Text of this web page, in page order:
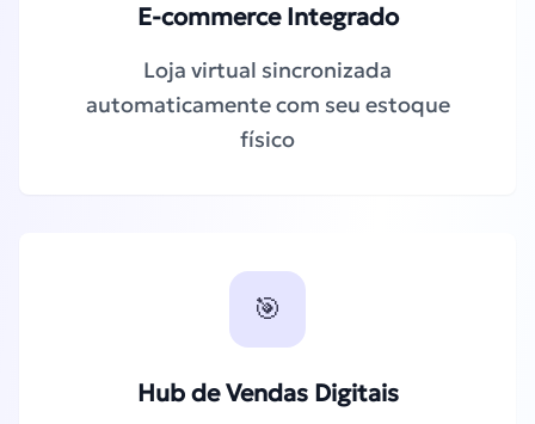
E-commerce Integrado
Loja virtual sincronizada
automaticamente com seu estoque
físico
🎯
Hub de Vendas Digitais